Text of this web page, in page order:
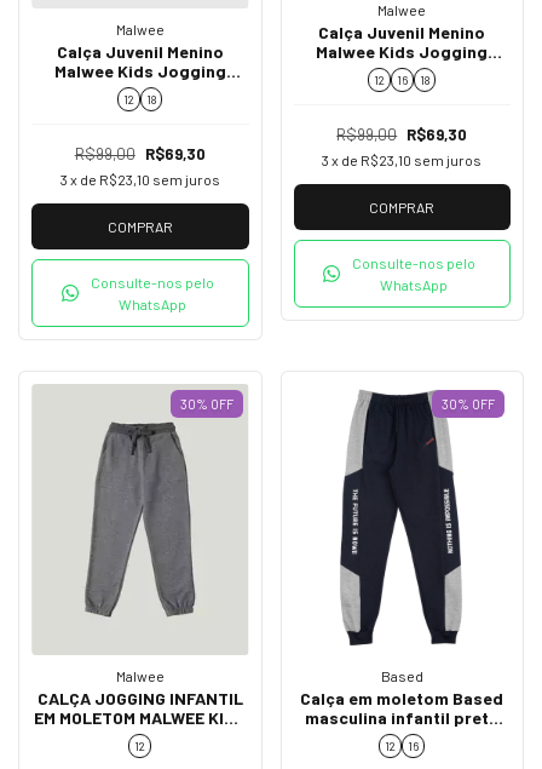
Malwee
Calça Juvenil Menino
Malwee Kids Jogging
Flanelada Preta 91685
12 18
R$99,00 R$69,30
3 x de R$23,10 sem juros
COMPRAR
Consulte-nos pelo
WhatsApp
Malwee
Calça Juvenil Menino
Malwee Kids Jogging
Flanelada Avelã 91685
12 16 18
R$99,00 R$69,30
3 x de R$23,10 sem juros
COMPRAR
Consulte-nos pelo
WhatsApp
30% OFF
Malwee
CALÇA JOGGING INFANTIL
EM MOLETOM MALWEE KIDS
CINZA ESCURO
12
30% OFF
Based
Calça em moletom Based
masculina infantil preto
33256
12 16